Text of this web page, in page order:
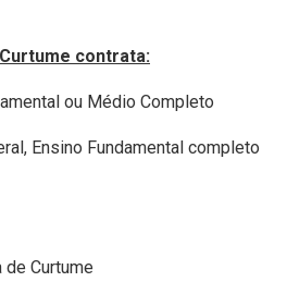
contrata:
ou Médio Completo
Ensino Fundamental completo
Curtume